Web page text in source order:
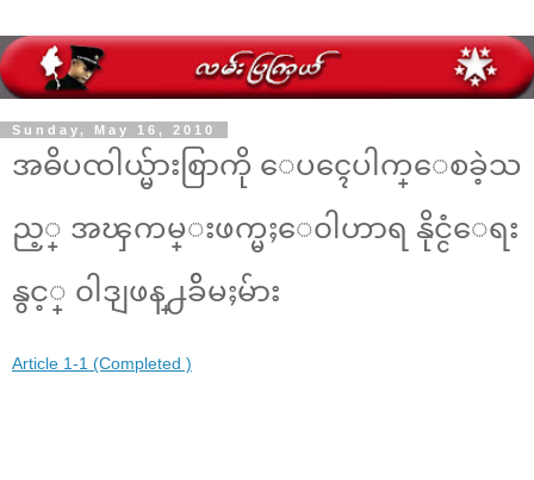
Sunday, May 16, 2010
အဓိပၸါယ္မ်ားစြာကို ေပၚေပါက္ေစခဲ့သ
ည့္ အၾကမ္းဖက္မႈေ၀ါဟာရ နိုင္ငံေရး
နွင့္ ၀ါဒျဖန္႕ခ်ိမႈမ်ား
Article 1-1 (Completed )